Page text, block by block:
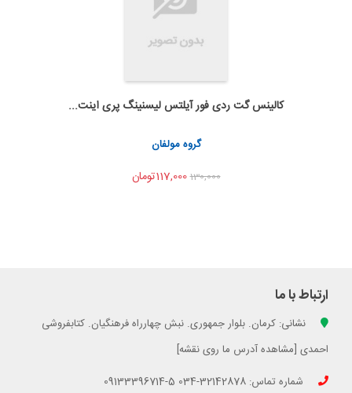
به من اطلاع بده
اشتراک گذاری
کالینس گت ردی فور آیلتس لیسنینگ پری اینت...
گروه مولفان
130,000117,000تومان
ارتباط با ما
نشانی: کرمان. بلوار جمهوری. نبش چهارراه فرهنگیان. کتابفروشی
احمدی [مشاهده آدرس ما روی نقشه]
شماره تماس: 32142878-034 5-09133396714